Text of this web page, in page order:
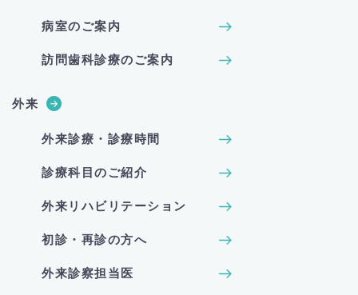
病室のご案内
訪問歯科診療のご案内
外来
外来診療・診療時間
診療科目のご紹介
外来リハビリテーション
初診・再診の方へ
外来診察担当医